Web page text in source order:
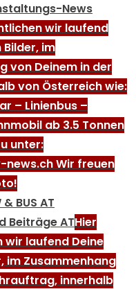
News
wir laufend
Bilder, im
von Deinem in der
von Österreich wie:
– Linienbus –
ab 3.5 Tonnen
unter:
Wir freuen
BUS AT
Beiträge ATHier
laufend Deine
im Zusammenhang
innerhalb